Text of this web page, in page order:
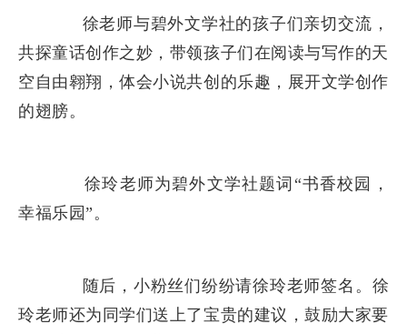
徐老师与碧外文学社的孩子们亲切交流，
共探童话创作之妙，带领孩子们在阅读与写作的天
空自由翱翔，体会小说共创的乐趣，展开文学创作
的翅膀。
徐玲老师为碧外文学社题词“书香校园，
幸福乐园”。
随后，小粉丝们纷纷请徐玲老师签名。徐
玲老师还为同学们送上了宝贵的建议，鼓励大家要